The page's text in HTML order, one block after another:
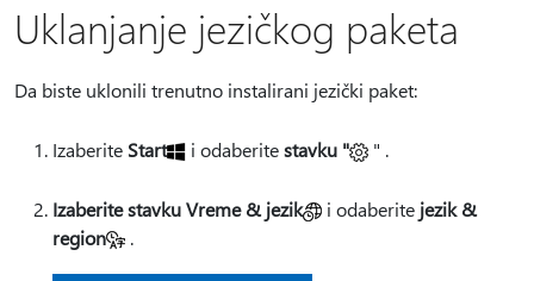
Uklanjanje jezičkog paketa
Da biste uklonili trenutno instalirani jezički paket:
Izaberite Start i odaberitestavku " " .
Izaberite stavku Vreme & jezik i odaberite jezik &
region
.